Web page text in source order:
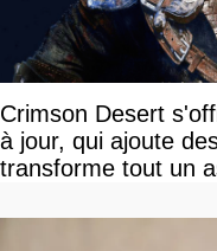
Crimson Desert
à jour, qui ajoute
transforme tout un